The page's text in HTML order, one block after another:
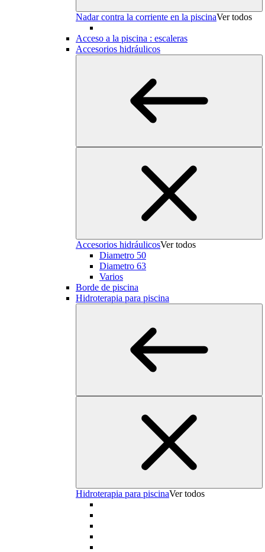
Nadar contra la corriente en la piscinaVer todos
Acceso a la piscina : escaleras
Accesorios hidráulicos
Accesorios hidráulicosVer todos
Diametro 50
Diametro 63
Varios
Borde de piscina
Hidroterapia para piscina
Hidroterapia para piscinaVer todos